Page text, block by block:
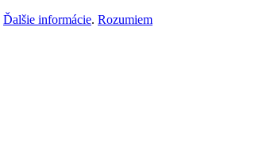
Ďalšie informácie. Rozumiem